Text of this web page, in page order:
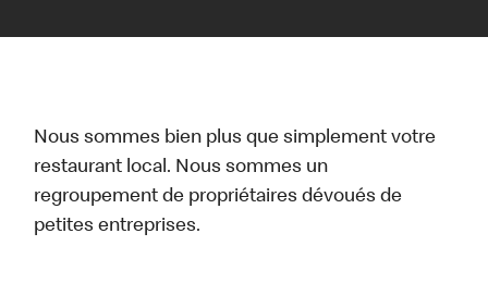
Nous sommes bien plus que simplement votre
restaurant local. Nous sommes un
regroupement de propriétaires dévoués de
petites entreprises.